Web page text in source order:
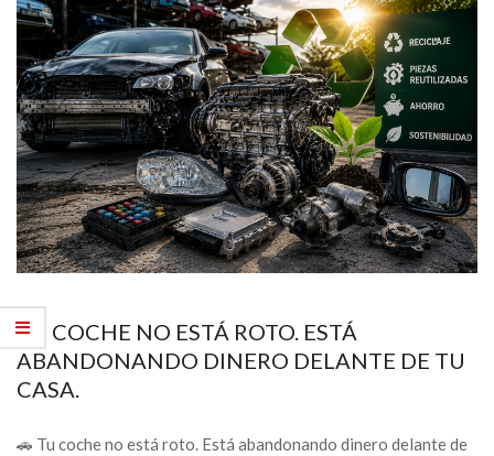
TU COCHE NO ESTÁ ROTO. ESTÁ
ABANDONANDO DINERO DELANTE DE TU
CASA.
🚗 Tu coche no está roto. Está abandonando dinero delante de